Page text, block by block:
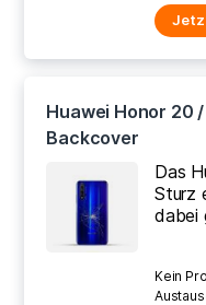
Huawei Honor 20
Backcover
Das
Sturz
dabei
Kein